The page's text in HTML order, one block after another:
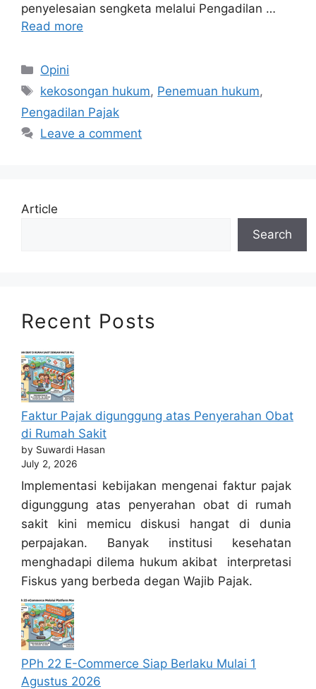
penyelesaian sengketa melalui Pengadilan …
Read more
Categories
Opini
Tags
kekosongan hukum, Penemuan hukum,
Pengadilan Pajak
Leave a comment
Article
Search
Recent Posts
Faktur Pajak digunggung atas Penyerahan Obat
di Rumah Sakit
by Suwardi Hasan
July 2, 2026
Implementasi kebijakan mengenai faktur pajak
digunggung atas penyerahan obat di rumah
sakit kini memicu diskusi hangat di dunia
perpajakan. Banyak institusi kesehatan
menghadapi dilema hukum akibat interpretasi
Fiskus yang berbeda degan Wajib Pajak.
PPh 22 E-Commerce Siap Berlaku Mulai 1
Agustus 2026